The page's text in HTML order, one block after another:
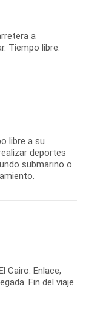
a
Tiempo libre.
libre a su
deportes
submarino o
Cairo. Enlace,
Fin del viaje